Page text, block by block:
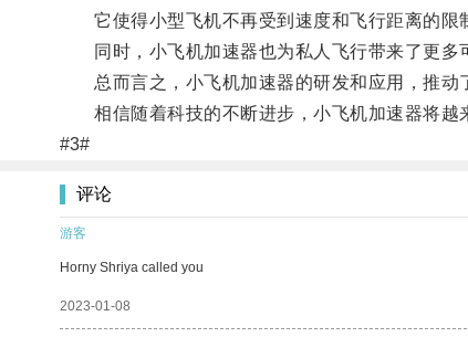
它使得小型飞机不再受到速度和飞行距离的限
同时，小飞机加速器也为私人飞行带来了更多
总而言之，小飞机加速器的研发和应用，推动
相信随着科技的不断进步，小飞机加速器将越
#3#
评论
游客
Horny Shriya called you
2023-01-08